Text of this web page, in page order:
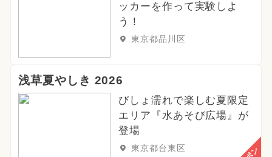
ッカーを作って実験しよ
う！
東京都品川区
浅草夏やしき 2026
びしょ濡れで楽しむ夏限定
エリア『水あそび広場』が
登場
東京都台東区